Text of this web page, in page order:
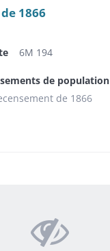
1866
6M 194
de population
de 1866